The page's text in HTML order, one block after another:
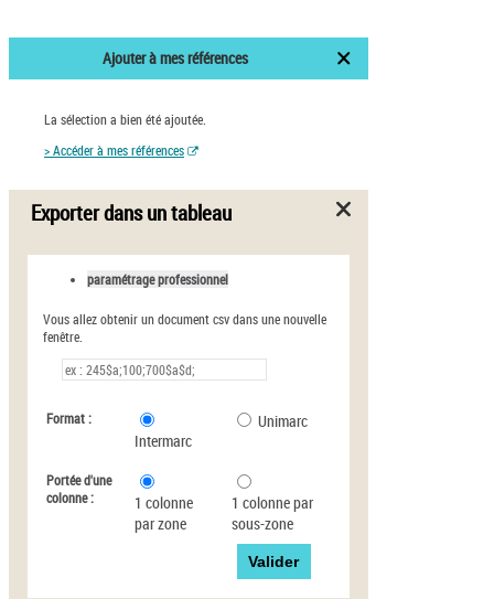
Ajouter à mes références
La sélection a bien été ajoutée.
> Accéder à mes références
Exporter dans un tableau
paramétrage professionnel
Vous allez obtenir un document csv dans une nouvelle
fenêtre.
Format :
Intermarc
Unimarc
Portée d'une
colonne :
1 colonne
par zone
1 colonne par
sous-zone